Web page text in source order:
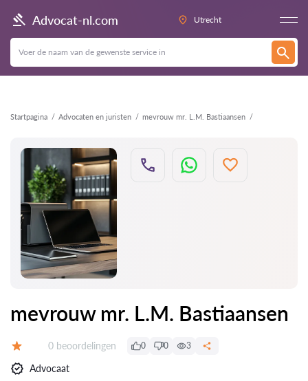
Advocat-nl.com Utrecht
Startpagina Advocaten en juristen mevrouw mr. L.M. Bastiaansen
Terug
mevrouw mr. L.M. Bastiaansen
Getuigenissen:
0 beoordelingen 0 0 3
Advocaat